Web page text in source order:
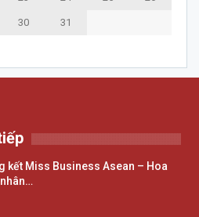
30
31
kết Miss Business Asean – Hoa